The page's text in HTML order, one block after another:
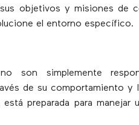
objetivos y misiones de
el entorno específico.
son simplemente
de su comportamiento y
preparada para manejar